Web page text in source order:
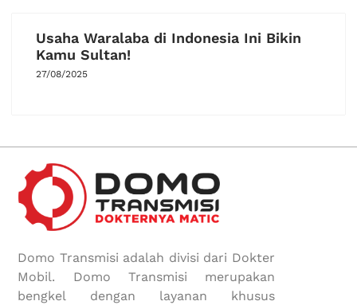
Usaha Waralaba di Indonesia Ini Bikin
Kamu Sultan!
27/08/2025
Domo Transmisi adalah divisi dari Dokter
Mobil. Domo Transmisi merupakan
bengkel dengan layanan khusus